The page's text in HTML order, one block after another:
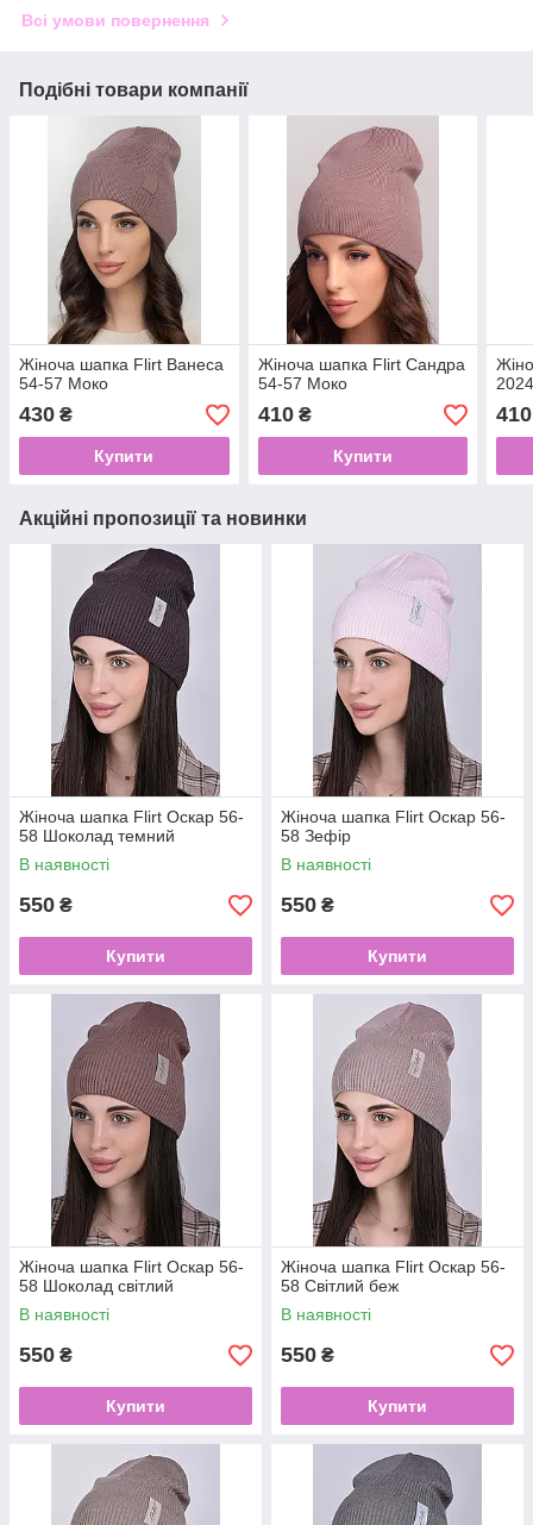
Всі умови повернення
Подібні товари компанії
Жіноча шапка Flirt Ванеса
54-57 Моко
430 ₴
Купити
Жіноча шапка Flirt Сандра
54-57 Моко
410₴
Купити
410
Акційні пропозиції та новинки
Жіноча шапка Flirt Оскар 56-
58 Шоколад темний
В наявності
550 ₴
Купити
Жіноча шапка Flirt Оскар 56-
58 Зефір
В наявності
550 ₴
Купити
Жіноча шапка Flirt Оскар 56-
58 Шоколад світлий
В наявності
550 ₴
Купити
Жіноча шапка Flirt Оскар 56-
58 Світлий беж
В наявності
550 ₴
Купити